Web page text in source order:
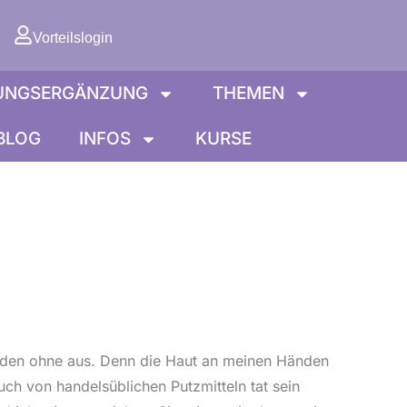
Vorteilslogin
THEMEN
INFOS KURSE
ohne aus. Denn die Haut an meinen Händen
von handelsüblichen Putzmitteln tat sein